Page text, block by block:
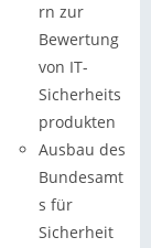
rn zur
Bewertung
von IT-
Sicherheits
produkten
Ausbau des
Bundesamt
s für
Sicherheit